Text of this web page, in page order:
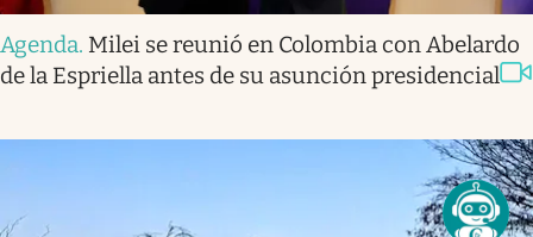
Agenda. Milei se reunió en Colombia con Abelardo
de la Espriella antes de su asunción presidencial